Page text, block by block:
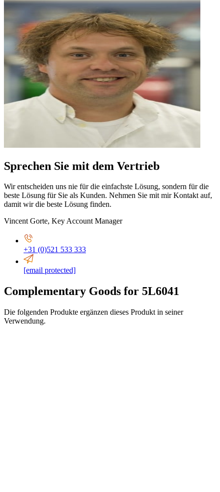
Sprechen Sie mit dem Vertrieb
Wir entscheiden uns nie für die einfachste Lösung, sondern für die
beste Lösung für Sie als Kunden. Nehmen Sie mit mir Kontakt auf,
damit wir die beste Lösung finden.
Vincent Gorte, Key Account Manager
+31 (0)521 533 333
[email protected]
Complementary Goods for 5L6041
Die folgenden Produkte ergänzen dieses Produkt in seiner
Verwendung.